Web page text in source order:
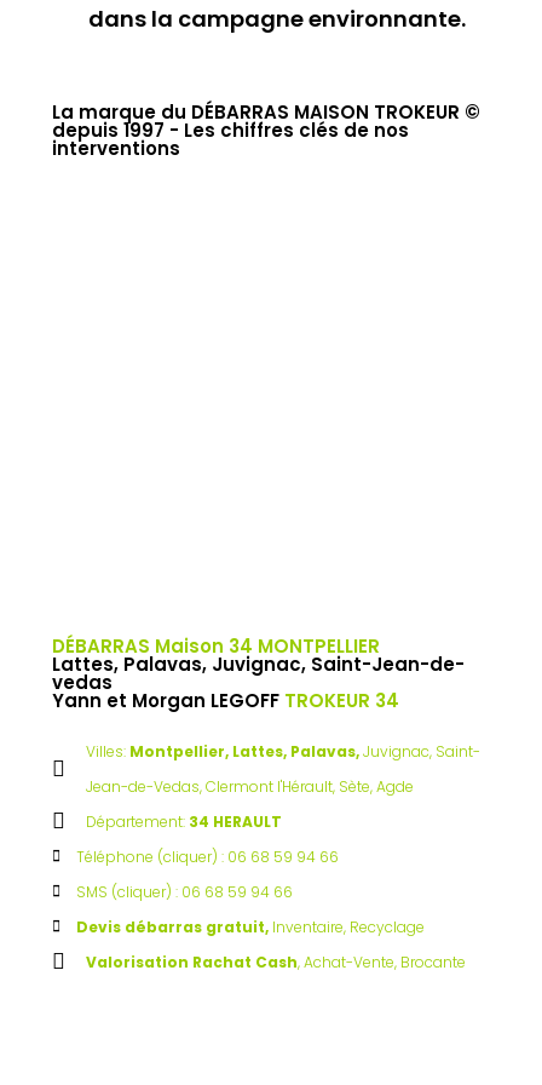
dans la campagne environnante.
La marque du DÉBARRAS MAISON TROKEUR ©
depuis 1997 - Les chiffres clés de nos
interventions
DÉBARRAS Maison 34 MONTPELLIER
Lattes, Palavas, Juvignac, Saint-Jean-de-
vedas
Yann et Morgan LEGOFF TROKEUR 34
Villes: Montpellier, Lattes, Palavas,Juvignac, Saint-
Jean-de-Vedas, Clermont l'Hérault, Sète, Agde
Département: 34 HERAULT
Téléphone (cliquer) : 06 68 59 94 66
SMS (cliquer) : 06 68 59 94 66
Devis débarras gratuit, Inventaire, Recyclage
Valorisation Rachat Cash, Achat-Vente, Brocante